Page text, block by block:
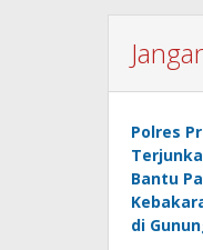
Polres
Bantu
di